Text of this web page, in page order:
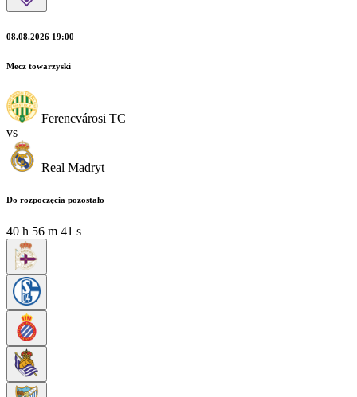
08.08.2026 19:00
Mecz towarzyski
Ferencvárosi TC
vs
Real Madryt
Do rozpoczęcia pozostało
40 h 56 m 40 s